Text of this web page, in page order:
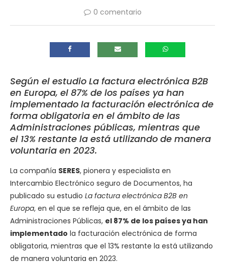
0 comentario
Según el estudio La factura electrónica B2B
en Europa, el 87% de los países ya han
implementado la facturación electrónica de
forma obligatoria en el ámbito de las
Administraciones públicas, mientras que
el 13% restante la está utilizando de manera
voluntaria en 2023.
La compañía SERES, pionera y especialista en
Intercambio Electrónico seguro de Documentos, ha
publicado su estudio La factura electrónica B2B en
Europa, en el que se refleja que, en el ámbito de las
Administraciones Públicas, el 87% de los países ya han
implementado la facturación electrónica de forma
obligatoria, mientras que el 13% restante la está utilizando
de manera voluntaria en 2023.